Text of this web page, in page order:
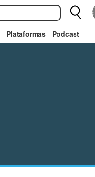
Plataformas Podcast